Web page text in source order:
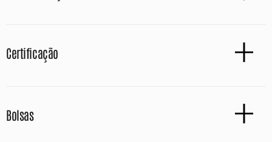
Certificação
Bolsas